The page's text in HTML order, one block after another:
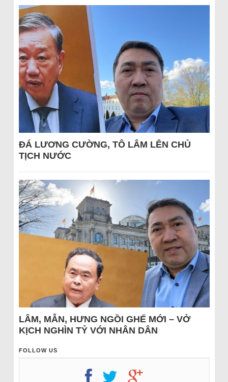
ĐÁ LƯƠNG CƯỜNG, TÔ LÂM LÊN CHỦ
TỊCH NƯỚC
LÂM, MẪN, HƯNG NGỒI GHẾ MỚI – VỞ
KỊCH NGHÌN TỶ VỚI NHÂN DÂN
FOLLOW US